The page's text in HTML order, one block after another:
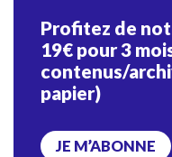
Profitez de
19€ pour 3
contenus/
papier)
JE M’ABONNE